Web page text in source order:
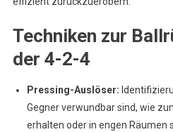
Techniken zur
der 4-2-4
Pressing-Auslöser:
Gegner verwundbar sind, wie
erhalten oder in engen Räumen